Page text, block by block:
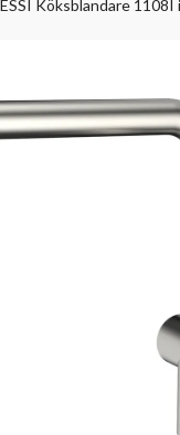
Köksblandare